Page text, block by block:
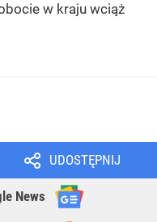
w kraju wciąż
UDOSTĘPNIJ
News